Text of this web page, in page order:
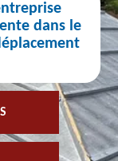
dans le